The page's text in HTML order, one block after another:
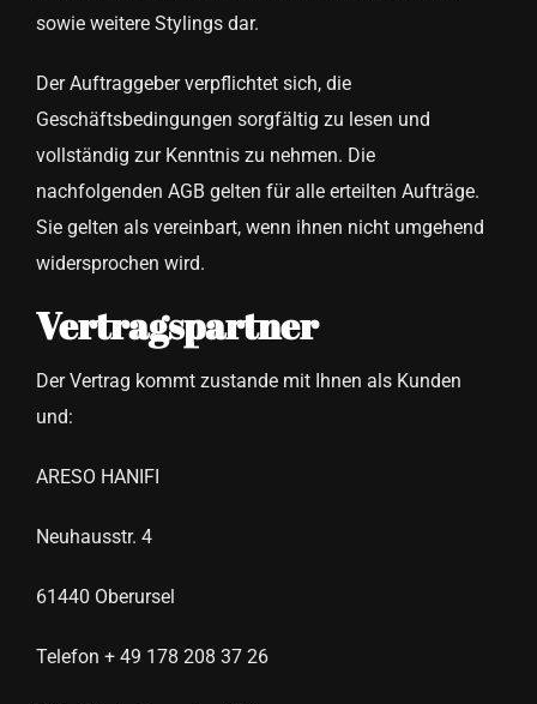
sowie weitere Stylings dar.
Der Auftraggeber verpflichtet sich, die
Geschäftsbedingungen sorgfältig zu lesen und
vollständig zur Kenntnis zu nehmen. Die
nachfolgenden AGB gelten für alle erteilten Aufträge.
Sie gelten als vereinbart, wenn ihnen nicht umgehend
widersprochen wird.
Vertragspartner
Der Vertrag kommt zustande mit Ihnen als Kunden
und:
ARESO HANIFI
Neuhausstr. 4
61440 Oberursel
Telefon + 49 178 208 37 26